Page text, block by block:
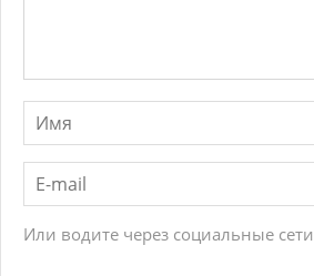
Или водите через социальные сети